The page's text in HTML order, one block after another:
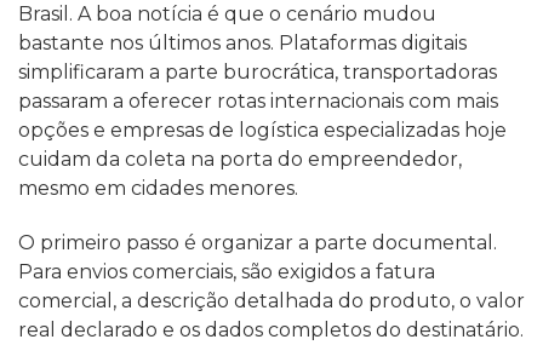
Brasil. A boa notícia é que o cenário mudou
bastante nos últimos anos. Plataformas digitais
simplificaram a parte burocrática, transportadoras
passaram a oferecer rotas internacionais com mais
opções e empresas de logística especializadas hoje
cuidam da coleta na porta do empreendedor,
mesmo em cidades menores.
O primeiro passo é organizar a parte documental.
Para envios comerciais, são exigidos a fatura
comercial, a descrição detalhada do produto, o valor
real declarado e os dados completos do destinatário.